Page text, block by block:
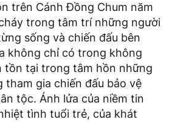
trên Cánh Đồng Chum năm
trong tâm trí những người
sống và chiến đấu bên
không chỉ có trong không
tồn tại trong tâm hồn những
tham gia chiến đấu bảo vệ
tộc. Ánh lửa của niềm tin
tình tuổi trẻ, của khát